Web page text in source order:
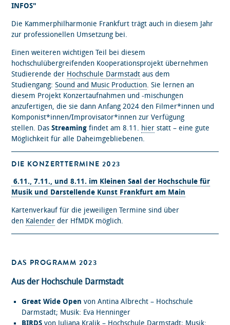
INFOS"
Die Kammerphilharmonie Frankfurt trägt auch in diesem Jahr
zur professionellen Umsetzung bei.
Einen weiteren wichtigen Teil bei diesem
hochschulübergreifenden Kooperationsprojekt übernehmen
Studierende der Hochschule Darmstadt aus dem
Studiengang:Sound and Music Production. Sie lernen an
diesem Projekt Konzertaufnahmen und -mischungen
anzufertigen, die sie dann Anfang 2024 den Filmer*innen und
Komponist*innen/Improvisator*innen zur Verfügung
stellen. DasStreaming findet am 8.11. hier statt – eine gute
Möglichkeit für alle Daheimgebliebenen.
DIE KONZERTTERMINE 2023
6.11., 7.11., und 8.11. im Kleinen Saal der Hochschule für
Musik und Darstellende Kunst Frankfurt am Main
Kartenverkauf für die jeweiligen Termine sind über
den Kalender der HfMDK möglich.
DAS PROGRAMM 2023
Aus der Hochschule Darmstadt
Great Wide Open von Antina Albrecht – Hochschule
Darmstadt; Musik: Eva Henninger